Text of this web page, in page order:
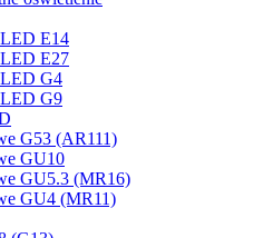
E14
E27
G4
G9
G53 (AR111)
GU10
GU5.3 (MR16)
GU4 (MR11)